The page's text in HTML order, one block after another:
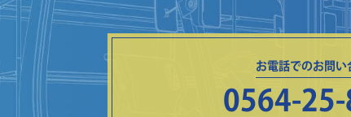
お電話でのお問い
0564-